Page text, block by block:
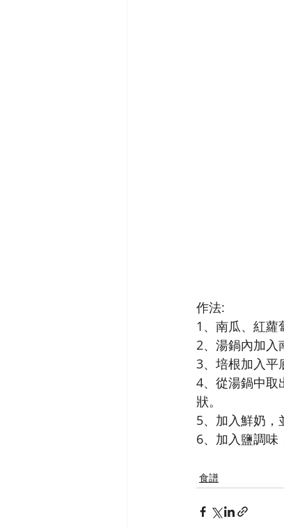
作法:
1、南瓜、紅蘿
2、湯鍋內加入
3、培根加入平
4、從湯鍋中取
狀。
5、加入鮮奶，
6、加入鹽調味
食譜